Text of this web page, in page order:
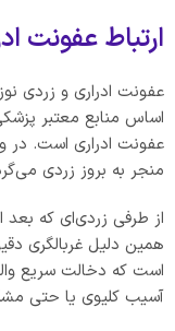
ارتباط عفونت
عفونت ادراری و زردی
اساس منابع معتبر
عفونت ادراری است. در
منجر به بروز زردی
از طرفی زردی‌ای که بعد
همین دلیل غربالگری
است که دخالت سریع
آسیب کلیوی یا حتی